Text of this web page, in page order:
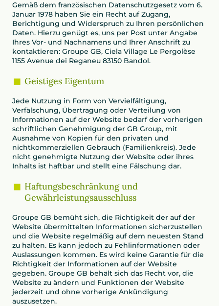
Gemäß dem französischen Datenschutzgesetz vom 6.
Januar 1978 haben Sie ein Recht auf Zugang,
Berichtigung und Widerspruch zu Ihren persönlichen
Daten. Hierzu genügt es, uns per Post unter Angabe
Ihres Vor- und Nachnamens und Ihrer Anschrift zu
kontaktieren: Groupe GB, Ciela Village Le Pergolèse
1155 Avenue dei Reganeu 83150 Bandol.
Geistiges Eigentum
Jede Nutzung in Form von Vervielfältigung,
Verfälschung, Übertragung oder Verteilung von
Informationen auf der Website bedarf der vorherigen
schriftlichen Genehmigung der GB Group, mit
Ausnahme von Kopien für den privaten und
nichtkommerziellen Gebrauch (Familienkreis). Jede
nicht genehmigte Nutzung der Website oder ihres
Inhalts ist haftbar und stellt eine Fälschung dar.
Haftungsbeschränkung und
Gewährleistungsausschluss
Groupe GB bemüht sich, die Richtigkeit der auf der
Website übermittelten Informationen sicherzustellen
und die Website regelmäßig auf dem neuesten Stand
zu halten. Es kann jedoch zu Fehlinformationen oder
Auslassungen kommen. Es wird keine Garantie für die
Richtigkeit der Informationen auf der Website
gegeben. Groupe GB behält sich das Recht vor, die
Website zu ändern und Funktionen der Website
jederzeit und ohne vorherige Ankündigung
auszusetzen.